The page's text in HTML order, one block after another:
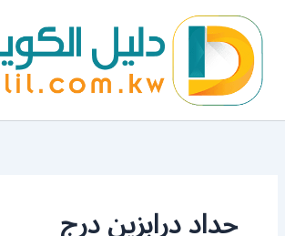
المحتوى